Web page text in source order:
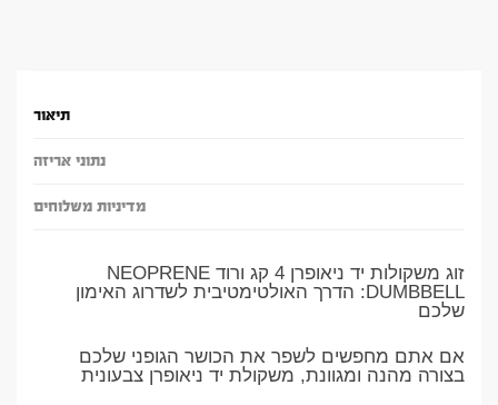
תיאור
נתוני אריזה
מדיניות משלוחים
זוג משקולות יד ניאופרן 4 קג ורוד NEOPRENE
DUMBBELL: הדרך האולטימטיבית לשדרוג האימון
שלכם
אם אתם מחפשים לשפר את הכושר הגופני שלכם
בצורה מהנה ומגוונת, משקולת יד ניאופרן צבעונית